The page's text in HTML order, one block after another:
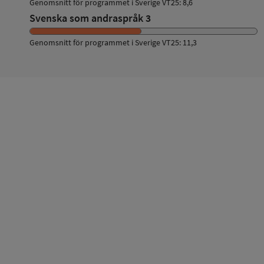
Genomsnitt för programmet i Sverige VT25: 8,6
Svenska som andraspråk 3
Genomsnitt för programmet i Sverige VT25: 11,3